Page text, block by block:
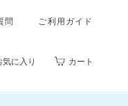
問 ご利用ガイド
気に入り カート